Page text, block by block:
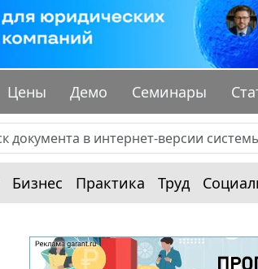
Цены Демо Семинары
Бизнес Практика Труд